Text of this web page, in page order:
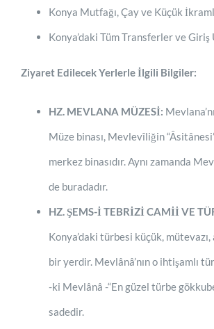
Konya Mutfağı, Çay ve Küçük
Konya’daki Tüm Transferler ve
Ziyaret Edilecek Yerlerle İlgili Bilgiler:
HZ. MEVLANA MÜZESİ:
Müze binası, Mevlevîliğin
merkez binasıdır. Aynı zamanda
de buradadır.
HZ. ŞEMS-İ TEBRİZİ CAMİİ VE
Konya’daki türbesi küçük, mütevazı,
bir yerdir. Mevlânâ’nın o ihtişamlı
-ki Mevlânâ -“En güzel türbe
sadedir.